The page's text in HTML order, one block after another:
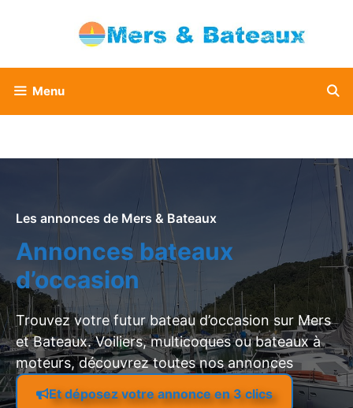
Menu
Les annonces de Mers & Bateaux
Annonces bateaux
d’occasion
Trouvez votre futur bateau d’occasion sur Mers
et Bateaux. Voiliers, multicoques ou bateaux à
moteurs, découvrez toutes nos annonces
Et déposez votre annonce en 3 clics